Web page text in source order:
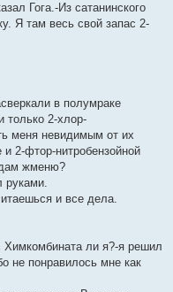
Гога.-Из сатанинского
Я там весь свой запас 2-
в полумраке
только 2-хлор-
меня невидимым от их
2-фтор-нитробензойной
жменю?
руками.
и все дела.
ли я?-я решил
не понравилось мне как